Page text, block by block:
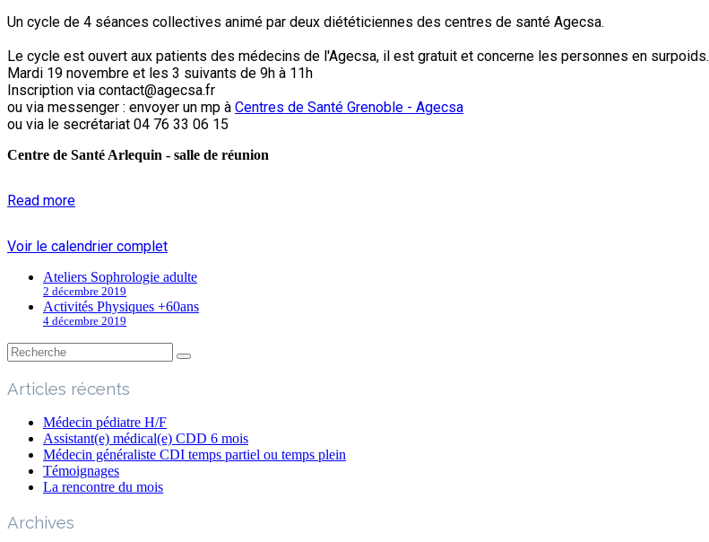
Un cycle de 4 séances collectives animé par deux diététiciennes des centres de santé Agecsa.
Le cycle est ouvert aux patients des médecins de l'Agecsa, il est gratuit et concerne les personnes en surpoids.
Mardi 19 novembre et les 3 suivants de 9h à 11h
Inscription via contact@agecsa.fr
ou via messenger : envoyer un mp à Centres de Santé Grenoble - Agecsa
ou via le secrétariat 04 76 33 06 15
Centre de Santé Arlequin - salle de réunion
Read more
Voir le calendrier complet
Ateliers Sophrologie adulte
2 décembre 2019
Activités Physiques +60ans
4 décembre 2019
Articles récents
Médecin pédiatre H/F
Assistant(e) médical(e) CDD 6 mois
Médecin généraliste CDI temps partiel ou temps plein
Témoignages
La rencontre du mois
Archives